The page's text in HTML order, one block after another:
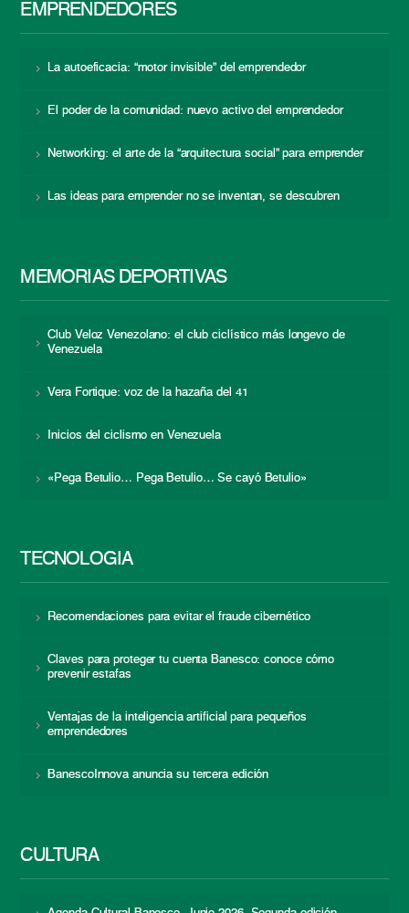
EMPRENDEDORES
La autoeficacia: “motor invisible” del emprendedor
El poder de la comunidad: nuevo activo del emprendedor
Networking: el arte de la “arquitectura social” para emprender
Las ideas para emprender no se inventan, se descubren
MEMORIAS DEPORTIVAS
Club Veloz Venezolano: el club ciclístico más longevo de
Venezuela
Vera Fortique: voz de la hazaña del 41
Inicios del ciclismo en Venezuela
«Pega Betulio… Pega Betulio… Se cayó Betulio»
TECNOLOGÍA
Recomendaciones para evitar el fraude cibernético
Claves para proteger tu cuenta Banesco: conoce cómo
prevenir estafas
Ventajas de la inteligencia artificial para pequeños
emprendedores
BanescoInnova anuncia su tercera edición
CULTURA